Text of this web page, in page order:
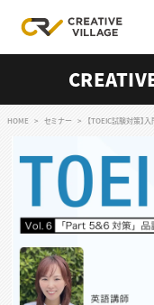
ログイン
RECRUIT
クリエイター求人を
CREATIVE JOB求人
特集求人
採用説明会
転職支援サービス
CONTENTS
HOME セミナー 【TOEIC試験対策】